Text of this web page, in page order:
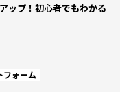
ップ！初心者でもわかる
フォーム